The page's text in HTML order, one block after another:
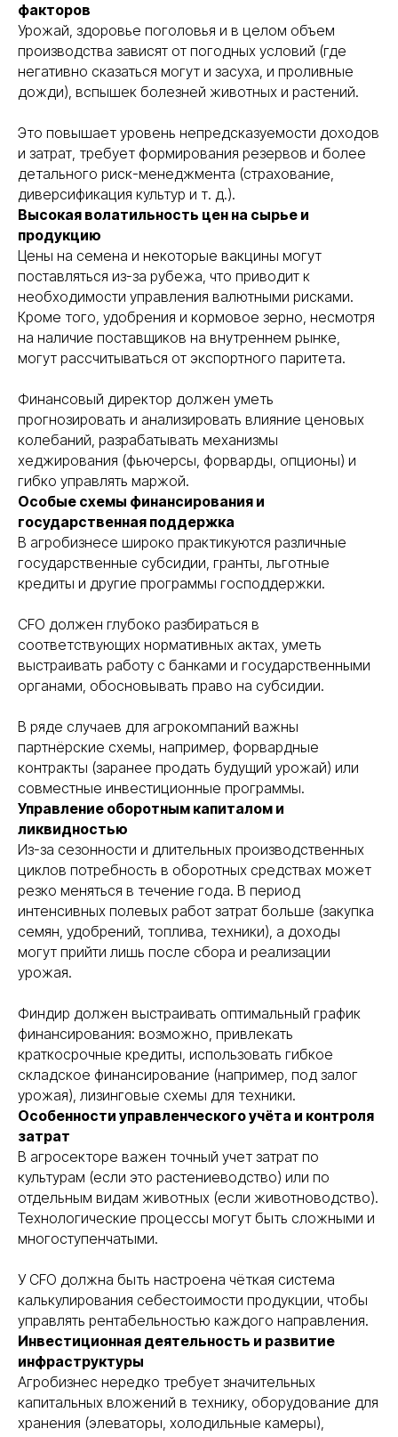
факторов
Урожай, здоровье поголовья и в целом объем
производства зависят от погодных условий (где
негативно сказаться могут и засуха, и проливные
дожди), вспышек болезней животных и растений.
Это повышает уровень непредсказуемости доходов
и затрат, требует формирования резервов и более
детального риск-менеджмента (страхование,
диверсификация культур и т. д.).
Высокая волатильность цен на сырье и
продукцию
Цены на семена и некоторые вакцины могут
поставляться из-за рубежа, что приводит к
необходимости управления валютными рисками.
Кроме того, удобрения и кормовое зерно, несмотря
на наличие поставщиков на внутреннем рынке,
могут рассчитываться от экспортного паритета.
Финансовый директор должен уметь
прогнозировать и анализировать влияние ценовых
колебаний, разрабатывать механизмы
хеджирования (фьючерсы, форварды, опционы) и
гибко управлять маржой.
Особые схемы финансирования и
государственная поддержка
В агробизнесе широко практикуются различные
государственные субсидии, гранты, льготные
кредиты и другие программы господдержки.
CFO должен глубоко разбираться в
соответствующих нормативных актах, уметь
выстраивать работу с банками и государственными
органами, обосновывать право на субсидии.
В ряде случаев для агрокомпаний важны
партнёрские схемы, например, форвардные
контракты (заранее продать будущий урожай) или
совместные инвестиционные программы.
Управление оборотным капиталом и
ликвидностью
Из-за сезонности и длительных производственных
циклов потребность в оборотных средствах может
резко меняться в течение года. В период
интенсивных полевых работ затрат больше (закупка
семян, удобрений, топлива, техники), а доходы
могут прийти лишь после сбора и реализации
урожая.
Финдир должен выстраивать оптимальный график
финансирования: возможно, привлекать
краткосрочные кредиты, использовать гибкое
складское финансирование (например, под залог
урожая), лизинговые схемы для техники.
Особенности управленческого учёта и контроля
затрат
В агросекторе важен точный учет затрат по
культурам (если это растениеводство) или по
отдельным видам животных (если животноводство).
Технологические процессы могут быть сложными и
многоступенчатыми.
У CFO должна быть настроена чёткая система
калькулирования себестоимости продукции, чтобы
управлять рентабельностью каждого направления.
Инвестиционная деятельность и развитие
инфраструктуры
Агробизнес нередко требует значительных
капитальных вложений в технику, оборудование для
хранения (элеваторы, холодильные камеры),